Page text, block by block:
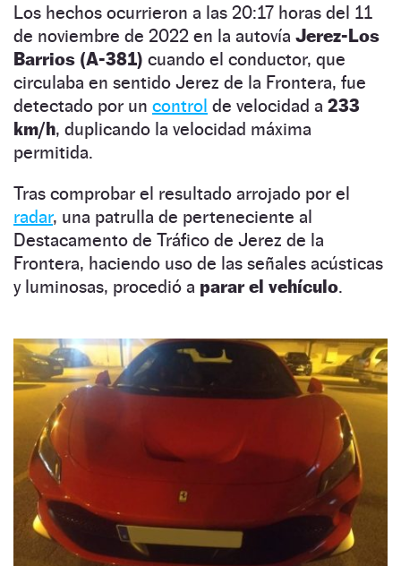
Los hechos ocurrieron a las 20:17 horas del 11
de noviembre de 2022 en la autovía Jerez-Los
Barrios (A-381) cuando el conductor, que
circulaba en sentido Jerez de la Frontera, fue
detectado por un control de velocidad a 233
km/h, duplicando la velocidad máxima
permitida.
Tras comprobar el resultado arrojado por el
radar, una patrulla de perteneciente al
Destacamento de Tráfico de Jerez de la
Frontera, haciendo uso de las señales acústicas
y luminosas, procedió a parar el vehículo.